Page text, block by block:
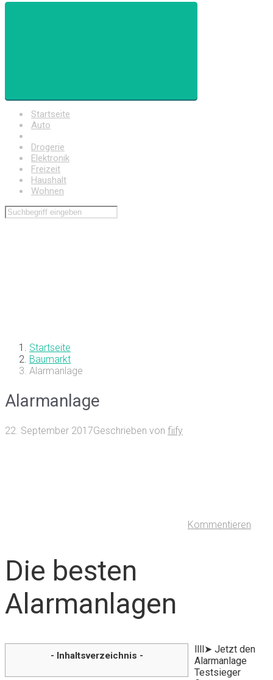
Startseite
Auto
Drogerie
Elektronik
Freizeit
Haushalt
Wohnen
Startseite
Baumarkt
Alarmanlage
Alarmanlage
22. September 2017Geschrieben von fiify
Kommentieren
Die besten
Alarmanlagen
- Inhaltsverzeichnis -
llll➤ Jetzt den
Alarmanlage
Testsieger